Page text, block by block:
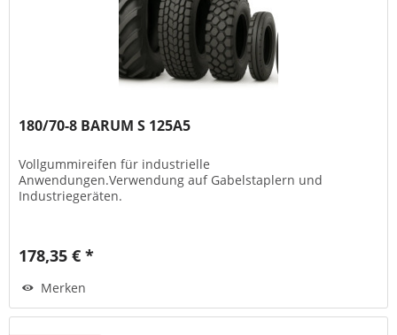
180/70-8 BARUM S 125A5
Vollgummireifen für industrielle
Anwendungen.Verwendung auf Gabelstaplern und
Industriegeräten.
178,35 € *
Merken